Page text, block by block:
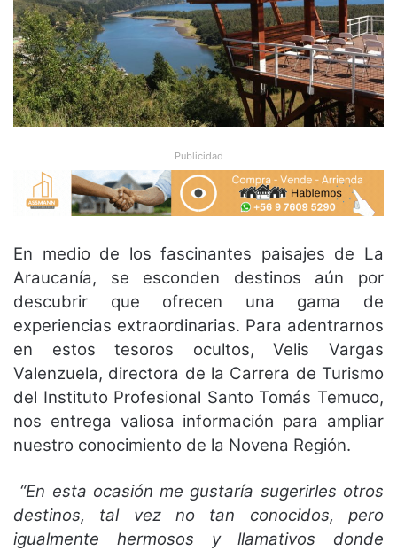
Publicidad
En medio de los fascinantes paisajes de La
Araucanía, se esconden destinos aún por
descubrir que ofrecen una gama de
experiencias extraordinarias. Para adentrarnos
en estos tesoros ocultos, Velis Vargas
Valenzuela, directora de la Carrera de Turismo
del Instituto Profesional Santo Tomás Temuco,
nos entrega valiosa información para ampliar
nuestro conocimiento de la Novena Región.
“En esta ocasión me gustaría sugerirles otros
destinos, tal vez no tan conocidos, pero
igualmente hermosos y llamativos donde